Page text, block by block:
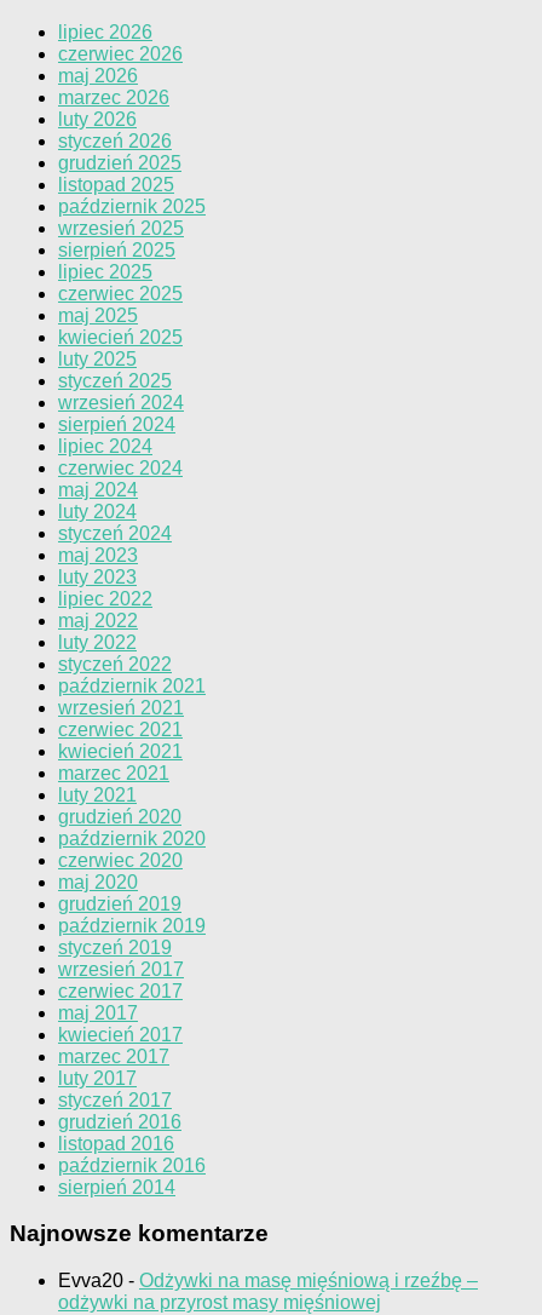
lipiec 2026
czerwiec 2026
maj 2026
marzec 2026
luty 2026
styczeń 2026
grudzień 2025
listopad 2025
październik 2025
wrzesień 2025
sierpień 2025
lipiec 2025
czerwiec 2025
maj 2025
kwiecień 2025
luty 2025
styczeń 2025
wrzesień 2024
sierpień 2024
lipiec 2024
czerwiec 2024
maj 2024
luty 2024
styczeń 2024
maj 2023
luty 2023
lipiec 2022
maj 2022
luty 2022
styczeń 2022
październik 2021
wrzesień 2021
czerwiec 2021
kwiecień 2021
marzec 2021
luty 2021
grudzień 2020
październik 2020
czerwiec 2020
maj 2020
grudzień 2019
październik 2019
styczeń 2019
wrzesień 2017
czerwiec 2017
maj 2017
kwiecień 2017
marzec 2017
luty 2017
styczeń 2017
grudzień 2016
listopad 2016
październik 2016
sierpień 2014
Najnowsze komentarze
Evva20 - Odżywki na masę mięśniową i rzeźbę –
odżywki na przyrost masy mięśniowej